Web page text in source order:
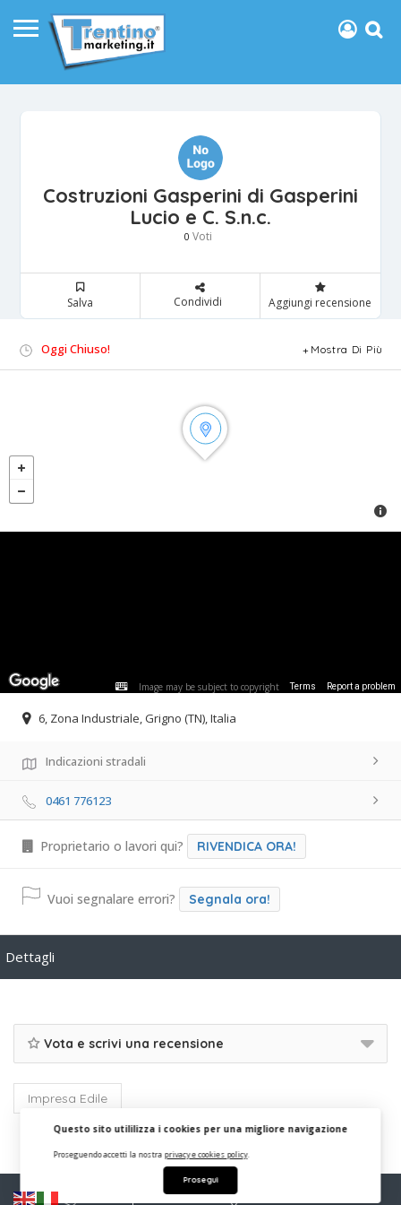
Costruzioni Gasperini di Gasperini
Lucio e C. S.n.c.
0 Voti
Salva Condividi Aggiungi recensione
Oggi Chiuso! Mostra Di Più
Image may be subject to copyright Terms Report a problem
6, Zona Industriale, Grigno (TN), Italia
Indicazioni stradali
0461 776123
Proprietario o lavori qui? RIVENDICA ORA!
Vuoi segnalare errori? Segnala ora!
Dettagli
Vota e scrivi una recensione
Impresa Edile
Questo sito utililizza i cookies per una migliore navigazione
Proseguendo accetti la nostra privacy e cookies policy.
Prosegui